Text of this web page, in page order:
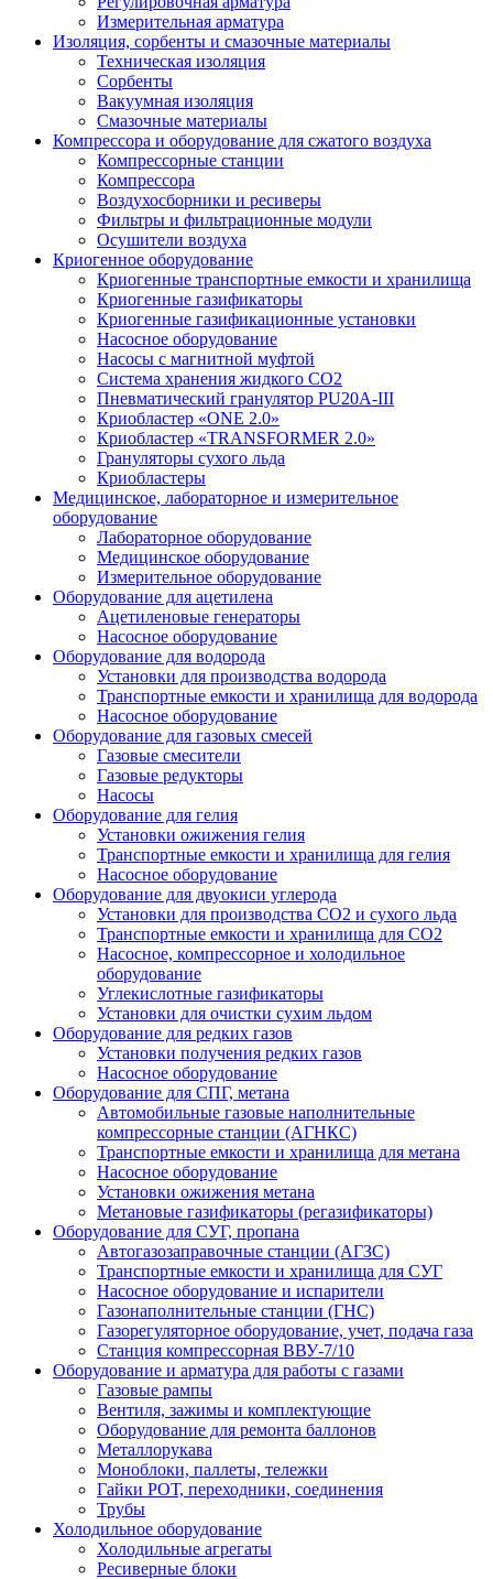
Измерительная арматура
Изоляция, сорбенты и смазочные материалы
Техническая изоляция
Сорбенты
Вакуумная изоляция
Смазочные материалы
Компрессора и оборудование для сжатого воздуха
Компрессорные станции
Компрессора
Воздухосборники и ресиверы
Фильтры и фильтрационные модули
Осушители воздуха
Криогенное оборудование
Криогенные транспортные емкости и хранилища
Криогенные газификаторы
Криогенные газификационные установки
Насосное оборудование
Насосы с магнитной муфтой
Система хранения жидкого CO2
Пневматический гранулятор PU20A-III
Криобластер «ONE 2.0»
Криобластер «TRANSFORMER 2.0»
Грануляторы сухого льда
Криобластеры
Медицинское, лабораторное и измерительное
оборудование
Лабораторное оборудование
Медицинское оборудование
Измерительное оборудование
Оборудование для ацетилена
Ацетиленовые генераторы
Насосное оборудование
Оборудование для водорода
Установки для производства водорода
Транспортные емкости и хранилища для водорода
Насосное оборудование
Оборудование для газовых смесей
Газовые смесители
Газовые редукторы
Насосы
Оборудование для гелия
Установки ожижения гелия
Транспортные емкости и хранилища для гелия
Насосное оборудование
Оборудование для двуокиси углерода
Установки для производства СО2 и сухого льда
Транспортные емкости и хранилища для CO2
Насосное, компрессорное и холодильное
оборудование
Углекислотные газификаторы
Установки для очистки сухим льдом
Оборудование для редких газов
Установки получения редких газов
Насосное оборудование
Оборудование для СПГ, метана
Автомобильные газовые наполнительные
компрессорные станции (АГНКС)
Транспортные емкости и хранилища для метана
Насосное оборудование
Установки ожижения метана
Метановые газификаторы (регазификаторы)
Оборудование для СУГ, пропана
Автогазозаправочные станции (АГЗС)
Транспортные емкости и хранилища для СУГ
Насосное оборудование и испарители
Газонаполнительные станции (ГНС)
Газорегуляторное оборудование, учет, подача газа
Станция компрессорная ВВУ-7/10
Оборудование и арматура для работы с газами
Газовые рампы
Вентиля, зажимы и комплектующие
Оборудование для ремонта баллонов
Металлорукава
Моноблоки, паллеты, тележки
Гайки РОТ, переходники, соединения
Трубы
Холодильное оборудование
Холодильные агрегаты
Ресиверные блоки